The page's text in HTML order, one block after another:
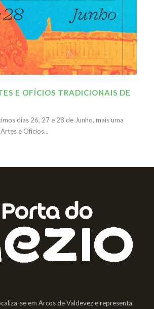
E OFÍCIOS TRADICIONAIS DE
dias 26, 27 e 28 de Junho, mais uma
e Ofícios...
se em Arcos de Valdevez e representa